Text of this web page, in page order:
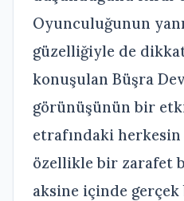
Oyunculuğunun
güzelliğiyle de
konuşulan Büşra
görünüşünün bir
etrafındaki
özellikle bir zarafet
aksine içinde